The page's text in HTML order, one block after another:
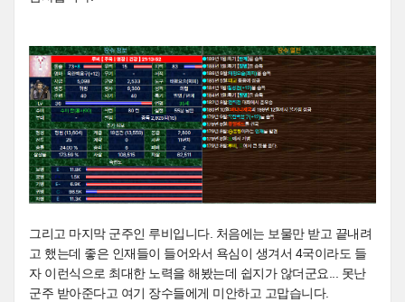
그리고 마지막 군주인 루비입니다. 처음에는 보물만 받고 끝내려
고 했는데 좋은 인재들이 들어와서 욕심이 생겨서 4국이라도 들
자 이런식으로 최대한 노력을 해봤는데 쉽지가 않더군요... 못난
군주 받아준다고 여기 장수들에게 미안하고 고맙습니다.